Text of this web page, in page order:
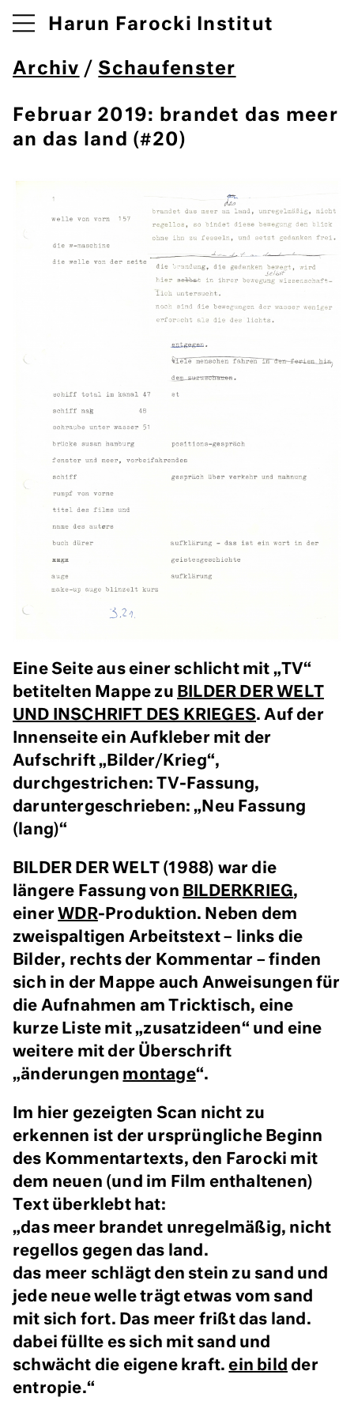
Harun Farocki Institut
Archiv /Schaufenster
Februar 2019: brandet das meer
an das land (#20)
Eine Seite aus einer schlicht mit „TV“
betitelten Mappe zu BILDER DER WELT
UND INSCHRIFT DES KRIEGES. Auf der
Innenseite ein Aufkleber mit der
Aufschrift „Bilder/Krieg“,
durchgestrichen: TV-Fassung,
daruntergeschrieben: „Neu Fassung
(lang)“
BILDER DER WELT (1988) war die
längere Fassung von BILDERKRIEG,
einer WDR-Produktion. Neben dem
zweispaltigen Arbeitstext – links die
Bilder, rechts der Kommentar – finden
sich in der Mappe auch Anweisungen für
die Aufnahmen am Tricktisch, eine
kurze Liste mit „zusatzideen“ und eine
weitere mit der Überschrift
„änderungen montage“.
Im hier gezeigten Scan nicht zu
erkennen ist der ursprüngliche Beginn
des Kommentartexts, den Farocki mit
dem neuen (und im Film enthaltenen)
Text überklebt hat:
„das meer brandet unregelmäßig, nicht
regellos gegen das land.
das meer schlägt den stein zu sand und
jede neue welle trägt etwas vom sand
mit sich fort. Das meer frißt das land.
dabei füllte es sich mit sand und
schwächt die eigene kraft.ein bild der
entropie.“